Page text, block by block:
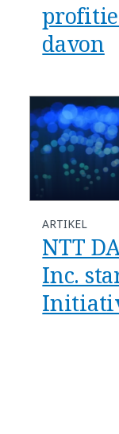
davon
ARTIKEL
NTT
Inc.